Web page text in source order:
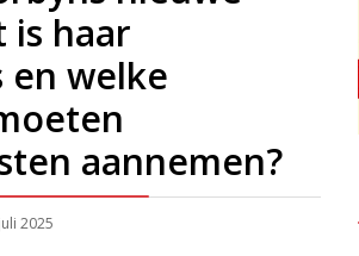
is haar
en welke
aannemen?
2025